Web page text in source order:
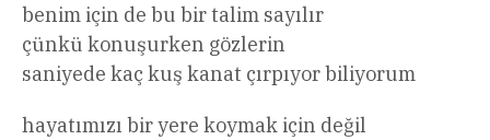
benim için de bu bir talim sayılır
çünkü konuşurken gözlerin
saniyede kaç kuş kanat çırpıyor biliyorum
hayatımızı bir yere koymak için değil